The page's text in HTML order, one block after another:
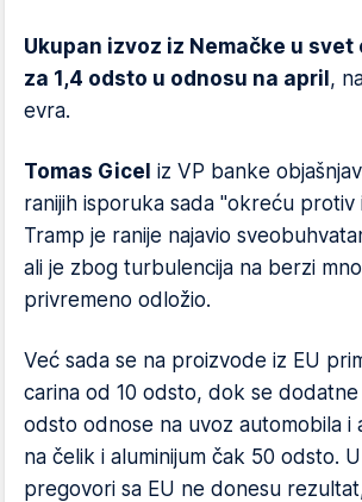
Ukupan izvoz iz Nemačke u svet
za 1,4 odsto u odnosu na april ,
evra.
Tomas Gicel iz VP banke
ranijih isporuka sada "okreću protiv
Tramp je ranije najavio
ali je zbog turbulencija na berzi
privremeno odložio.
Već sada se na proizvode iz EU
carina od 10 odsto, dok se
odsto odnose na uvoz automobila i
na čelik i aluminijum čak 50 odsto.
pregovori sa EU ne donesu